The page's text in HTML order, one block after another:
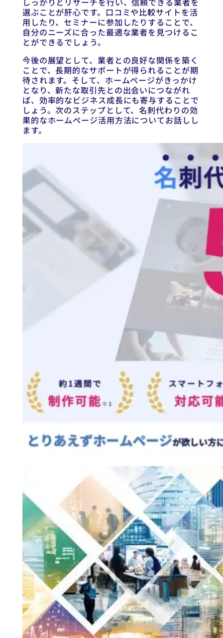
選ぶことが肝心です。口コミや比較サイトを活
用したり、セミナーに参加したりすることで、
自分のニーズに合った最適な業者を見つけるこ
とができるでしょう。
今後の展望として、業者との良好な関係を築く
ことで、長期的なサポートが得られることが期
待されます。そして、ホームページがきっかけ
となり、新たな取引先との出会いにつながれ
ば、効率的なビジネス成長にも寄与することで
しょう。次のステップとして、名刺代わりの効
果的なホームページ活用方法についてお話しし
ます。